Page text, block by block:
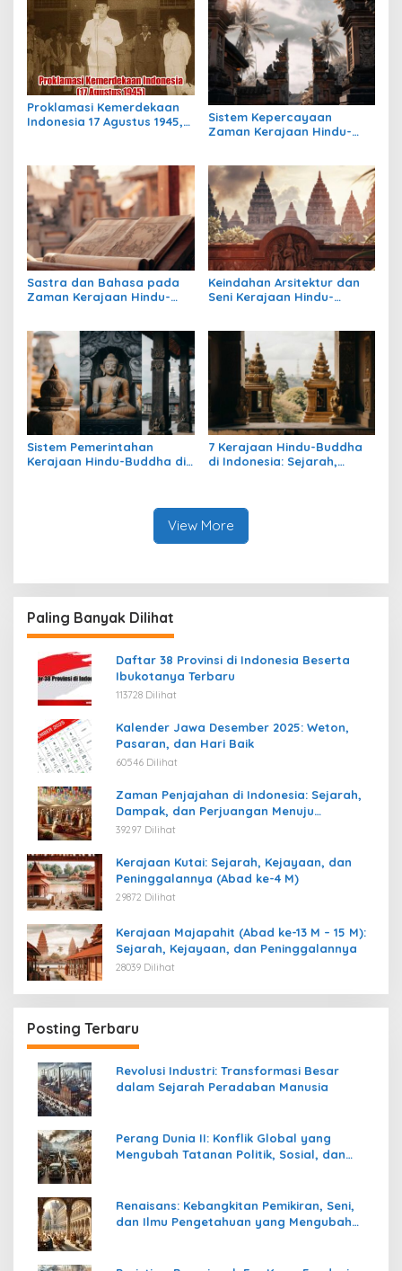
Proklamasi Kemerdekaan
Indonesia 17 Agustus 1945,
Sistem Kepercayaan
Zaman Kerajaan Hindu-
Masih Bertahan
Sastra dan Bahasa pada
Zaman Kerajaan Hindu-
Keindahan Arsitektur dan
Seni Kerajaan Hindu-
Sistem Pemerintahan
Kerajaan Hindu-Buddha di
7 Kerajaan Hindu-Buddha
di Indonesia: Sejarah,
View More
Paling Banyak Dilihat
Daftar 38 Provinsi di Indonesia Beserta
Ibukotanya Terbaru
113728 Dilihat
Kalender Jawa Desember 2025: Weton,
Pasaran, dan Hari Baik
60546 Dilihat
Zaman Penjajahan di Indonesia: Sejarah,
Dampak, dan Perjuangan Menuju
Kemerdekaan
39297 Dilihat
Kerajaan Kutai: Sejarah, Kejayaan, dan
Peninggalannya (Abad ke-4 M)
29872 Dilihat
Kerajaan Majapahit (Abad ke-13 M – 15 M):
Sejarah, Kejayaan, dan Peninggalannya
28039 Dilihat
Posting Terbaru
Revolusi Industri: Transformasi Besar
dalam Sejarah Peradaban Manusia
Perang Dunia II: Konflik Global yang
Mengubah Tatanan Politik, Sosial, dan
Renaisans: Kebangkitan Pemikiran, Seni,
dan Ilmu Pengetahuan yang Mengubah